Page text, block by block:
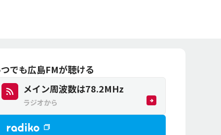
でも広島FMが聴ける
メイン周波数は78.2MHz
ラジオから